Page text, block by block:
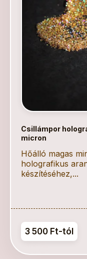
Csillámpor
micron
Hőálló magas
holografikus
készítéséhez,...
3 500 Ft-tól